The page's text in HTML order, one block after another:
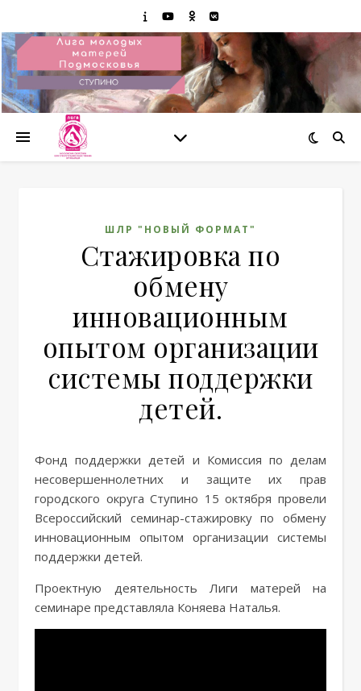
ШЛР "НОВЫЙ ФОРМАТ"
Стажировка по
обмену
инновационным
опытом организации
системы поддержки
детей.
Фонд поддержки детей и Комиссия по делам
несовершеннолетних и защите их прав
городского округа Ступино 15 октября провели
Всероссийский семинар-стажировку по обмену
инновационным опытом организации системы
поддержки детей.
Проектную деятельность Лиги матерей на
семинаре представляла Коняева Наталья.